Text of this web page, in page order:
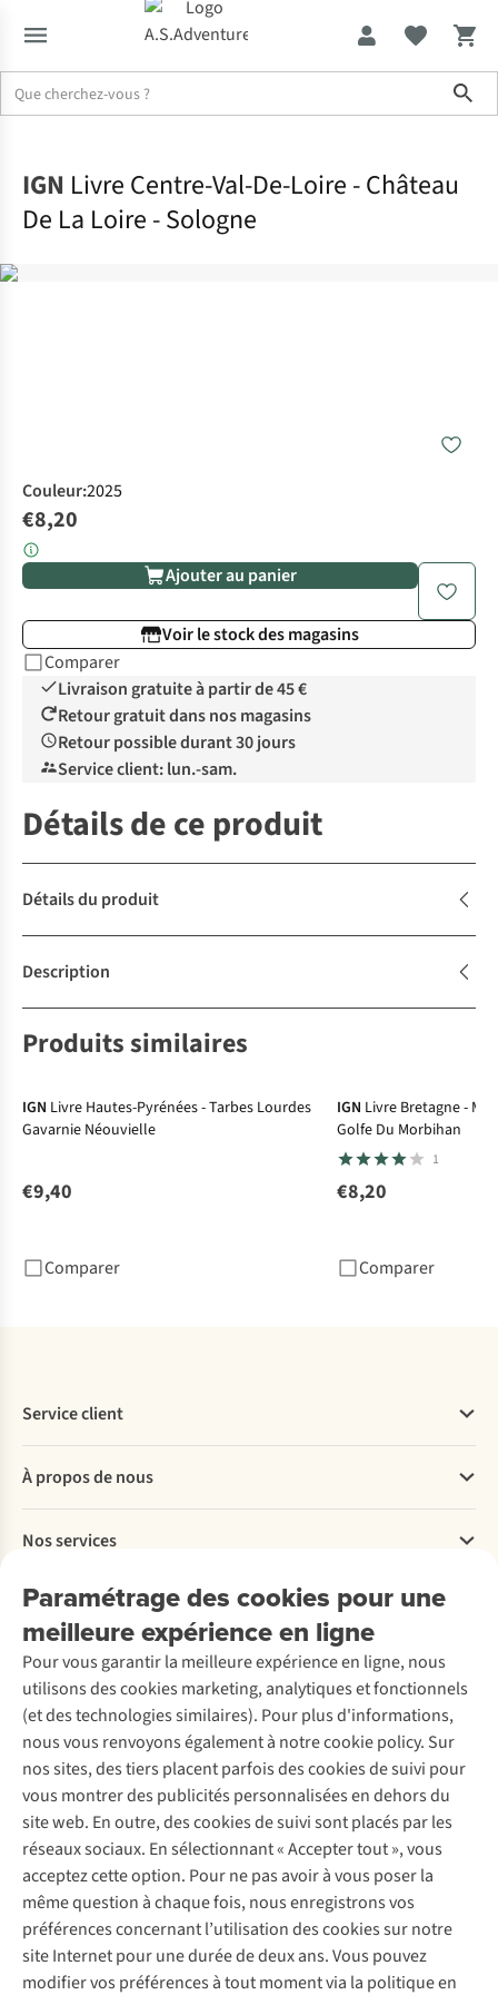
IGN Livre Centre-Val-De-Loire - Château
De La Loire - Sologne
Couleur:2025
€8,20
Ajouter au panier
Voir le stock des magasins
Comparer
Livraison gratuite à partir de 45 €
Retour gratuit dans nos magasins
Retour possible durant 30 jours
Service client: lun.-sam.
Détails de ce produit
Détails du produit
Description
Produits similaires
IGN Livre Hautes-Pyrénées - Tarbes Lourdes
Gavarnie Néouvielle
€9,40
Comparer
IGN Livre Bretagne -
Golfe Du Morbihan
1
€8,20
Comparer
Paramétrage des cookies pour une
meilleure expérience en ligne
Pour vous garantir la meilleure expérience en ligne, nous
utilisons des cookies marketing, analytiques et fonctionnels
(et des technologies similaires). Pour plus d'informations,
nous vous renvoyons également à notre cookie policy. Sur
nos sites, des tiers placent parfois des cookies de suivi pour
vous montrer des publicités personnalisées en dehors du
site web. En outre, des cookies de suivi sont placés par les
réseaux sociaux. En sélectionnant « Accepter tout », vous
acceptez cette option. Pour ne pas avoir à vous poser la
même question à chaque fois, nous enregistrons vos
préférences concernant l’utilisation des cookies sur notre
site Internet pour une durée de deux ans. Vous pouvez
modifier vos préférences à tout moment via la politique en
Service client
Commander
Payer
Livraison
Rétractation d'une commande
Entretien & réparations
Garantie
Contactez-nous
À propos de nous
Explore More
À propos d’Ayacucho
Nos magasins
À propos d’A.S.Adventure
Déclaration d'accessibilité
Nos services
Location / Location sports d’hiver
Entretien de ski
Service de lavage
Entretien de chaussures
Réparation de chaussures
Réparation de vêtements
Retouches
Pour les entreprises
Découvrez
A.S.Magazine
Explore Camp
Gear Check
Expertise & conseils
Abonnez-vous à la newsletter
Suivez-nous
Mentions légales
Politique de confidentialité